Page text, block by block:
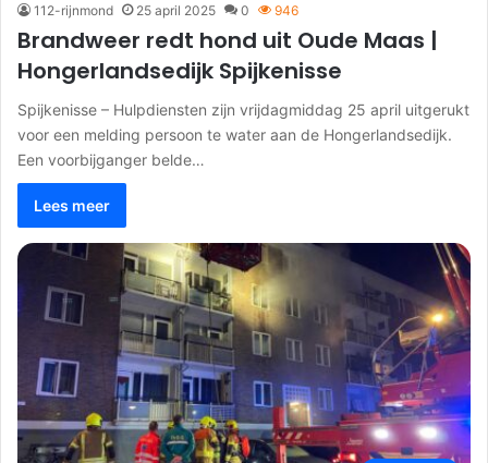
112-rijnmond 25 april 2025 0 946
Brandweer redt hond uit Oude Maas |
Hongerlandsedijk Spijkenisse
Spijkenisse – Hulpdiensten zijn vrijdagmiddag 25 april uitgerukt
voor een melding persoon te water aan de Hongerlandsedijk.
Een voorbijganger belde…
Lees meer